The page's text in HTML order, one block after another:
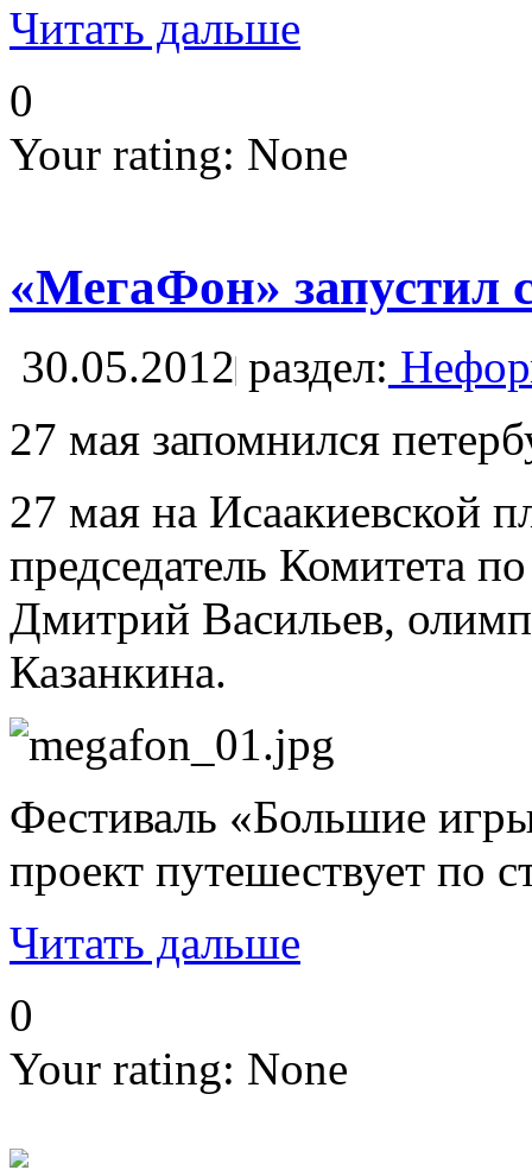
Читать дальше
0
Your rating: None
«МегаФон» запустил
30.05.2012 раздел:
27 мая запомнился
27 мая на Исаакиевской
председатель Комитета
Дмитрий Васильев,
Казанкина.
Фестиваль «Большие
проект путешествует по
Читать дальше
0
Your rating: None